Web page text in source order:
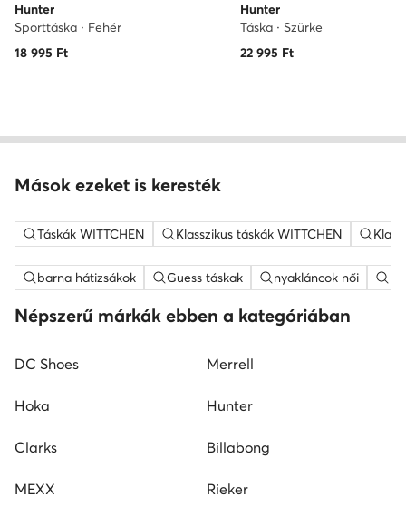
Hunter
Sporttáska · Fehér
18 995 Ft
Hunter
Táska · Szürke
22 995 Ft
Mások ezeket is keresték
Táskák WITTCHEN Klasszikus táskák WITTCHEN
barna hátizsákok Guess táskak nyakláncok női
Népszerű márkák ebben a kategóriában
DC Shoes Merrell
Hoka Hunter
Clarks Billabong
MEXX Rieker